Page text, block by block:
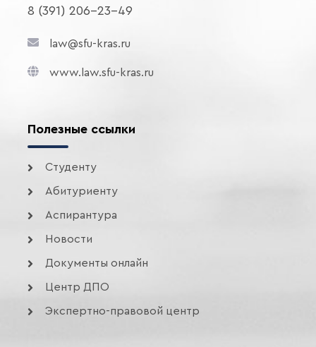
8 (391) 206-23-49
law@sfu-kras.ru
www.law.sfu-kras.ru
Полезные ссылки
Студенту
Абитуриенту
Аспирантура
Новости
Документы онлайн
Центр ДПО
Экспертно-правовой центр